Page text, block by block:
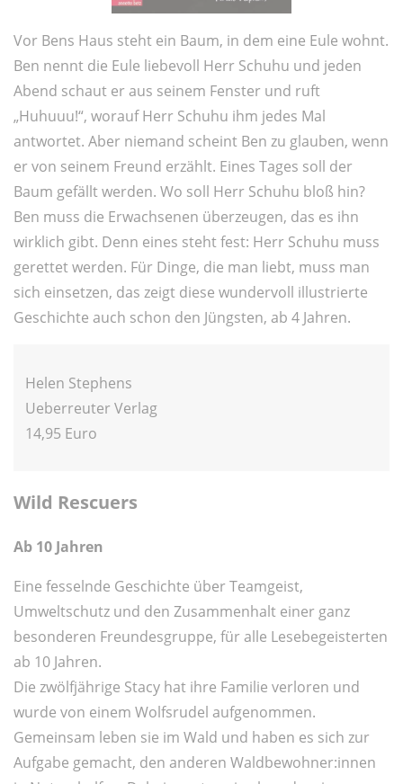
Vor Bens Haus steht ein Baum, in dem eine Eule wohnt.
Ben nennt die Eule liebevoll Herr Schuhu und jeden
Abend schaut er aus seinem Fenster und ruft
„Huhuuu!“, worauf Herr Schuhu ihm jedes Mal
antwortet. Aber niemand scheint Ben zu glauben, wenn
er von seinem Freund erzählt. Eines Tages soll der
Baum gefällt werden. Wo soll Herr Schuhu bloß hin?
Ben muss die Erwachsenen überzeugen, das es ihn
wirklich gibt. Denn eines steht fest: Herr Schuhu muss
gerettet werden. Für Dinge, die man liebt, muss man
sich einsetzen, das zeigt diese wundervoll illustrierte
Geschichte auch schon den Jüngsten, ab 4 Jahren.
Helen Stephens
Ueberreuter Verlag
14,95 Euro
Wild Rescuers
Ab 10 Jahren
Eine fesselnde Geschichte über Teamgeist,
Umweltschutz und den Zusammenhalt einer ganz
besonderen Freundesgruppe, für alle Lesebegeisterten
ab 10 Jahren.
Die zwölfjährige Stacy hat ihre Familie verloren und
wurde von einem Wolfsrudel aufgenommen.
Gemeinsam leben sie im Wald und haben es sich zur
Aufgabe gemacht, den anderen Waldbewohner:innen